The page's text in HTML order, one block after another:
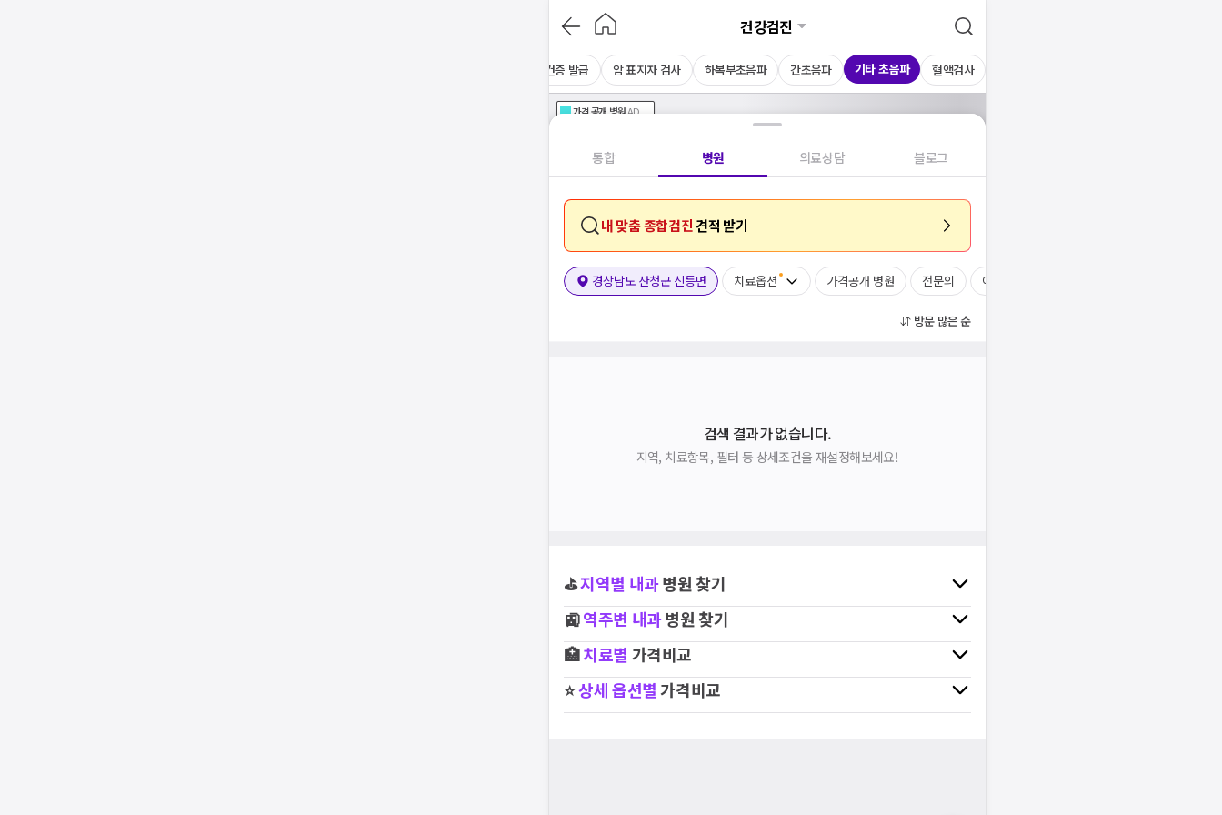
건강검진
보건증 발급 암 표지자 검사 하복부초음파 간초음파 기타 초음파 혈액검사
가격공개 병원AD
통합 병원 의료상담 블로그
내 맞춤 종합검진 견적 받기
경상남도 산청군 신등면 치료옵션 가격공개 병원 전문의 여의사
방문 많은 순
검색 결과가 없습니다.
지역, 치료항목, 필터 등 상세조건을 재설정해보세요!
⛳지역별 내과병원 찾기
🚉역주변 내과병원 찾기
🏥치료별 가격비교
⭐상세 옵션별가격비교